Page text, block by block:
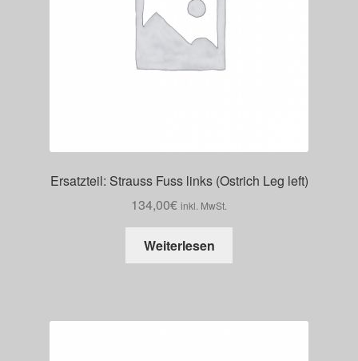
Ersatzteil: Strauss Fuss links (Ostrich Leg left)
134,00€ inkl. MwSt.
Weiterlesen